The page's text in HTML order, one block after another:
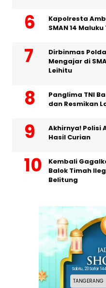
Kapolresta
SMAN 14
Dirbinmas
Mengajar di
Leihitu
Panglima TNI
dan Resmikan
Akhirnya! Polisi
Hasil Curian
Kembali
Balok Timah
Belitung
Sabtu, 23 Safar